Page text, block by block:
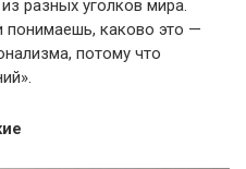
разных уголков мира.
каково это —
потому что